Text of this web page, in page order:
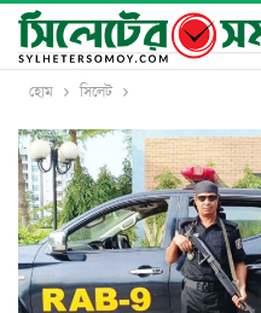
হোম সিলেট